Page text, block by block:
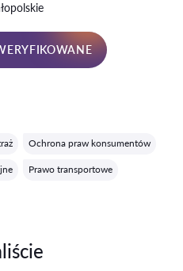
Ochrona praw konsumentów
Prawo transportowe